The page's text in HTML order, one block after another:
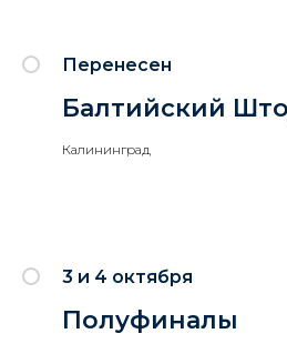
Перенесен
Балтийский
Калининград
3 и 4 октября
Полуфиналы